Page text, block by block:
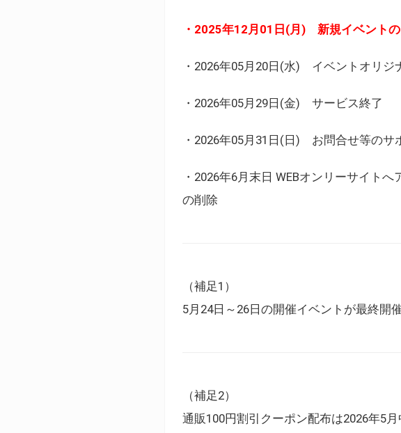
・2025年12月01日(月) 新規イベント
・2026年05月20日(水) イベントオリジ
・2026年05月29日(金) サービス終了
・2026年05月31日(日) お問合せ等のサ
・2026年6月末日 WEBオンリーサイト
の削除
（補足1）
5月24日～26日の開催イベントが最終開
（補足2）
通販100円割引クーポン配布は2026年5